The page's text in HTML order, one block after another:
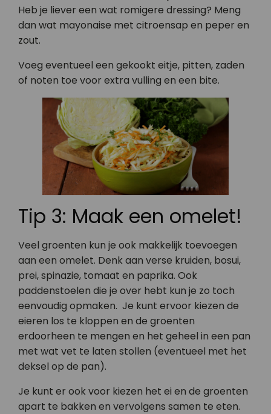
Heb je liever een wat romigere dressing? Meng
dan wat mayonaise met citroensap en peper en
zout.
Voeg eventueel een gekookt eitje, pitten, zaden
of noten toe voor extra vulling en een bite.
Tip 3: Maak een omelet!
Veel groenten kun je ook makkelijk toevoegen
aan een omelet. Denk aan verse kruiden, bosui,
prei, spinazie, tomaat en paprika. Ook
paddenstoelen die je over hebt kun je zo toch
eenvoudig opmaken. Je kunt ervoor kiezen de
eieren los te kloppen en de groenten
erdoorheen te mengen en het geheel in een pan
met wat vet te laten stollen (eventueel met het
deksel op de pan).
Je kunt er ook voor kiezen het ei en de groenten
apart te bakken en vervolgens samen te eten.